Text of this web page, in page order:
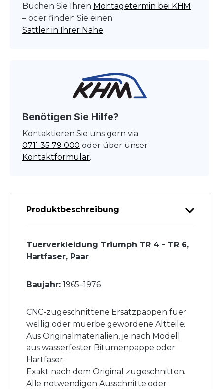
Buchen Sie Ihren Montagetermin bei KHM
– oder finden Sie einen
Sattler in Ihrer Nähe.
Benötigen Sie Hilfe?
Kontaktieren Sie uns gern via
0711 35 79 000 oder über unser
Kontaktformular.
Produktbeschreibung
Tuerverkleidung Triumph TR 4 - TR 6,
Hartfaser, Paar
Baujahr: 1965–1976
CNC-zugeschnittene Ersatzpappen fuer
wellig oder muerbe gewordene Altteile.
Aus Originalmaterialien, je nach Modell
aus wasserfester Bitumenpappe oder
Hartfaser.
Exakt nach dem Original zugeschnitten.
Alle notwendigen Ausschnitte oder